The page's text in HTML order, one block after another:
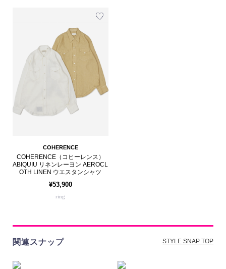
COHERENCE
COHERENCE（コヒーレンス）
ABIQUIU リネンレーヨン AEROCL
OTH LINEN ウエスタンシャツ
¥53,900
ring
関連スナップ STYLE SNAP TOP